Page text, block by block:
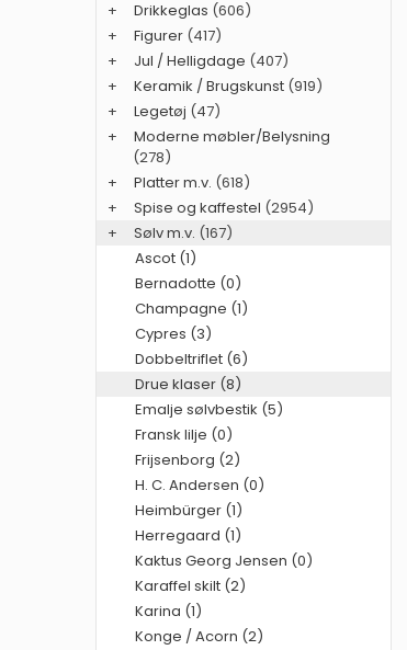
+ Drikkeglas (606)
+
Figurer (417)
+
Jul / Helligdage (407)
+
Keramik / Brugskunst (919)
+
Legetøj (47)
+
Moderne møbler/Belysning
(278)
+
Platter m.v. (618)
+
Spise og kaffestel (2954)
+
Sølv m.v. (167)
Ascot (1)
Bernadotte (0)
Champagne (1)
Cypres (3)
Dobbeltriflet (6)
Drue klaser (8)
Emalje sølvbestik (5)
Fransk lilje (0)
Frijsenborg (2)
H. C. Andersen (0)
Heimbürger (1)
Herregaard (1)
Kaktus Georg Jensen (0)
Karaffel skilt (2)
Karina (1)
Konge / Acorn (2)